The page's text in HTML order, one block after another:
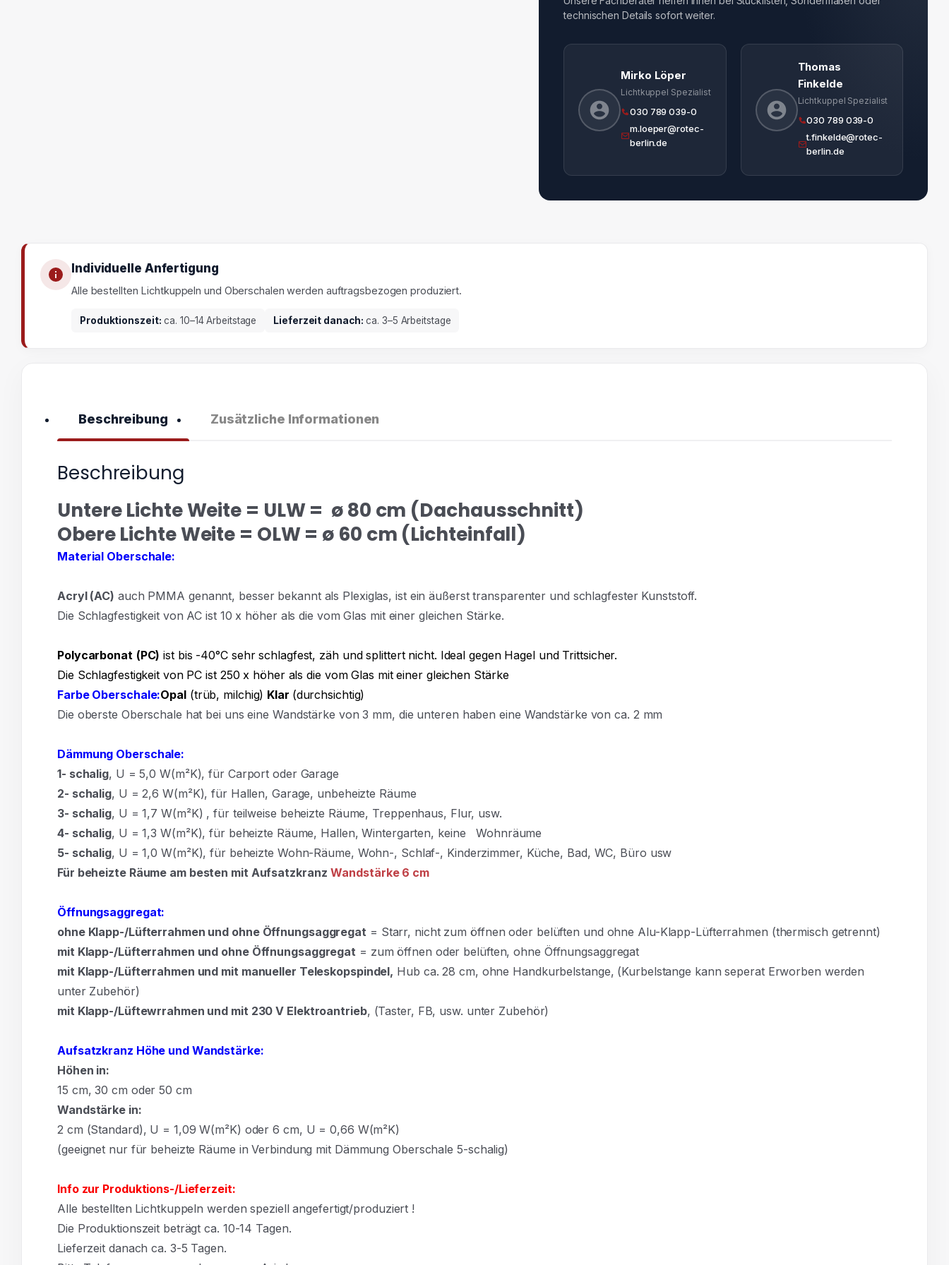
technischen Details sofort weiter.
Mirko Löper
Lichtkuppel Spezialist
030 789 039-0
m.loeper@rotec-
berlin.de
Thomas
Finkelde
Lichtkuppel Spezialist
030 789 039-0
t.finkelde@rotec-
berlin.de
Individuelle Anfertigung
Alle bestellten Lichtkuppeln und Oberschalen werden auftragsbezogen produziert.
Produktionszeit: ca. 10–14 Arbeitstage Lieferzeit danach: ca. 3–5 Arbeitstage
Beschreibung Zusätzliche Informationen
Beschreibung
Untere Lichte Weite = ULW = ø 80 cm (Dachausschnitt)
Obere Lichte Weite = OLW = ø 60 cm (Lichteinfall)
Material Oberschale:
Acryl (AC) auch PMMA genannt, besser bekannt als Plexiglas, ist ein äußerst transparenter und schlagfester Kunststoff.
Die Schlagfestigkeit von AC ist 10 x höher als die vom Glas mit einer gleichen Stärke.
Polycarbonat (PC) ist bis -40°C sehr schlagfest, zäh und splittert nicht. Ideal gegen Hagel und Trittsicher.
Die Schlagfestigkeit von PC ist 250 x höher als die vom Glas mit einer gleichen Stärke
Farbe Oberschale:Opal (trüb, milchig) Klar (durchsichtig)
Die oberste Oberschale hat bei uns eine Wandstärke von 3 mm, die unteren haben eine Wandstärke von ca. 2 mm
Dämmung Oberschale:
1- schalig, U = 5,0 W(m²K), für Carport oder Garage
2- schalig, U = 2,6 W(m²K), für Hallen, Garage, unbeheizte Räume
3- schalig, U = 1,7 W(m²K) ,für teilweise beheizte Räume, Treppenhaus, Flur, usw.
4- schalig, U = 1,3 W(m²K), für beheizte Räume, Hallen, Wintergarten, keine Wohnräume
5- schalig, U = 1,0 W(m²K), für beheizte Wohn-Räume, Wohn-, Schlaf-, Kinderzimmer, Küche, Bad, WC, Büro usw
Für beheizte Räume am besten mit Aufsatzkranz Wandstärke 6 cm
Öffnungsaggregat:
ohne Klapp-/Lüfterrahmen und ohne Öffnungsaggregat = Starr, nicht zum öffnen oder belüften und ohne Alu-Klapp-Lüfterrahmen (thermisch getrennt)
mit Klapp-/Lüfterrahmen und ohne Öffnungsaggregat = zum öffnen oder belüften, ohne Öffnungsaggregat
mit Klapp-/Lüfterrahmen und mit manueller Teleskopspindel, Hub ca. 28 cm, ohne Handkurbelstange, (Kurbelstange kann seperat Erworben werden
unter Zubehör)
mit Klapp-/Lüftewrrahmen und mit 230 V Elektroantrieb, (Taster, FB, usw. unter Zubehör)
Aufsatzkranz Höhe und Wandstärke:
Höhen in:
15 cm, 30 cm oder 50 cm
Wandstärke in:
2 cm (Standard), U = 1,09 W(m²K) oder 6 cm, U = 0,66 W(m²K)
(geeignet nur für beheizte Räume in Verbindung mit Dämmung Oberschale 5-schalig)
Info zur Produktions-/Lieferzeit:
Alle bestellten Lichtkuppeln werden speziell angefertigt/produziert !
Die Produktionszeit beträgt ca. 10-14 Tagen.
Lieferzeit danach ca. 3-5 Tagen.